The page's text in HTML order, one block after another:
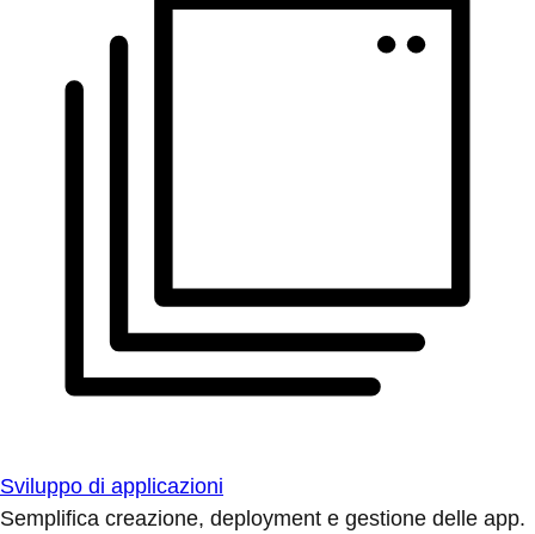
Sviluppo di applicazioni
Semplifica creazione, deployment e gestione delle app.